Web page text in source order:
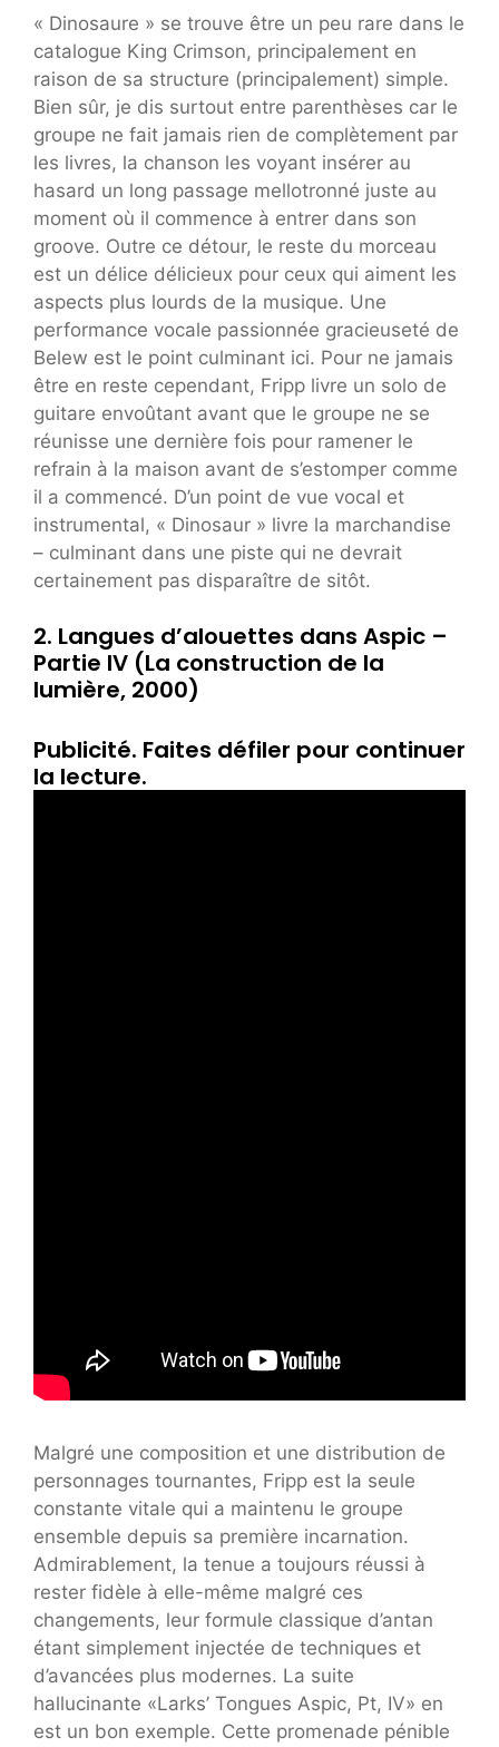
« Dinosaure » se trouve être un peu rare dans le
catalogue King Crimson, principalement en
raison de sa structure (principalement) simple.
Bien sûr, je dis surtout entre parenthèses car le
groupe ne fait jamais rien de complètement par
les livres, la chanson les voyant insérer au
hasard un long passage mellotronné juste au
moment où il commence à entrer dans son
groove. Outre ce détour, le reste du morceau
est un délice délicieux pour ceux qui aiment les
aspects plus lourds de la musique. Une
performance vocale passionnée gracieuseté de
Belew est le point culminant ici. Pour ne jamais
être en reste cependant, Fripp livre un solo de
guitare envoûtant avant que le groupe ne se
réunisse une dernière fois pour ramener le
refrain à la maison avant de s’estomper comme
il a commencé. D’un point de vue vocal et
instrumental, « Dinosaur » livre la marchandise
– culminant dans une piste qui ne devrait
certainement pas disparaître de sitôt.
2. Langues d’alouettes dans Aspic –
Partie IV (La construction de la
lumière, 2000)
Publicité. Faites défiler pour continuer
la lecture.
Malgré une composition et une distribution de
personnages tournantes, Fripp est la seule
constante vitale qui a maintenu le groupe
ensemble depuis sa première incarnation.
Admirablement, la tenue a toujours réussi à
rester fidèle à elle-même malgré ces
changements, leur formule classique d’antan
étant simplement injectée de techniques et
d’avancées plus modernes. La suite
hallucinante «Larks’ Tongues Aspic, Pt, IV» en
est un bon exemple. Cette promenade pénible